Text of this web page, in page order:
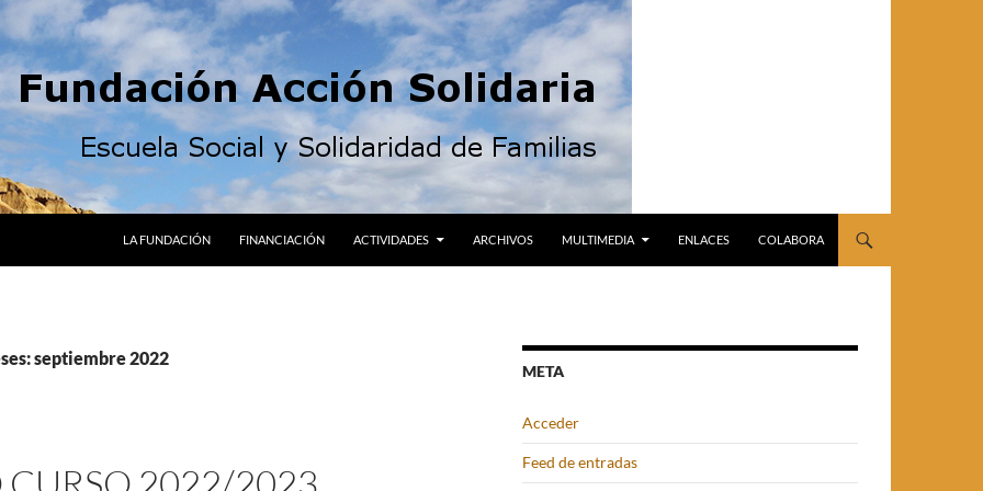
LA FUNDACIÓN FINANCIACIÓN ACTIVIDADES ARCHIVOS MULTIMEDIA ENLACES COLABORA
septiembre 2022
META
Acceder
Feed de entradas